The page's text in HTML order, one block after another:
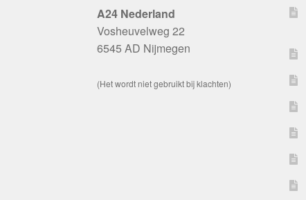
A24 Nederland
Vosheuvelweg 22
6545 AD Nijmegen
(Het wordt niet gebruikt bij klachten)